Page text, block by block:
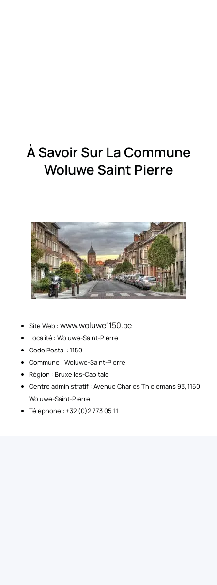
À Savoir Sur La Commune
Woluwe Saint Pierre
Site Web : www.woluwe1150.be
Localité : Woluwe-Saint-Pierre
Code Postal : 1150
Commune : Woluwe-Saint-Pierre
Région : Bruxelles-Capitale
Centre administratif : Avenue Charles Thielemans 93, 1150
Woluwe-Saint-Pierre
Téléphone : +32 (0)2 773 05 11